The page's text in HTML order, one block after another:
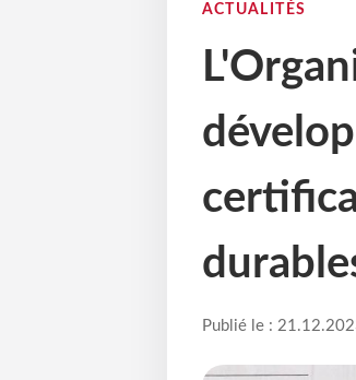
ACTUALITÉS
Publié le :